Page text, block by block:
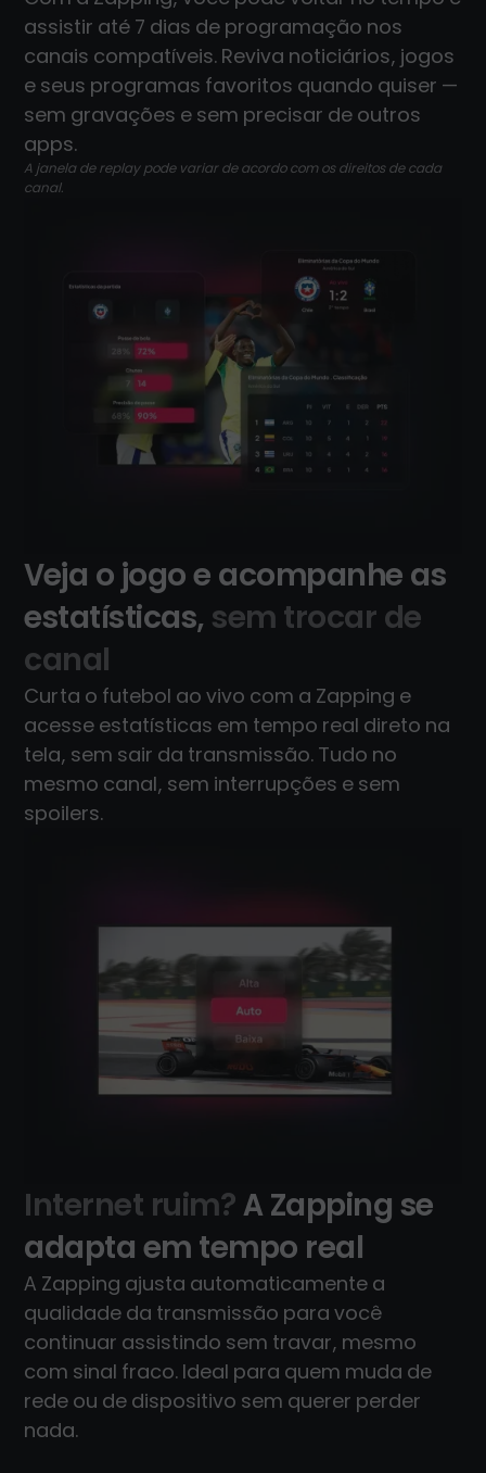
assistir até 7 dias de programação nos
canais compatíveis. Reviva noticiários, jogos
e seus programas favoritos quando quiser —
sem gravações e sem precisar de outros
apps.
A janela de replay pode variar de acordo com os direitos de cada
canal.
Veja o jogo e acompanhe as
estatísticas, sem trocar de
canal
Curta o futebol ao vivo com a Zapping e
acesse estatísticas em tempo real direto na
tela, sem sair da transmissão. Tudo no
mesmo canal, sem interrupções e sem
spoilers.
Internet ruim?A Zapping se
adapta em tempo real
A Zapping ajusta automaticamente a
qualidade da transmissão para você
continuar assistindo sem travar, mesmo
com sinal fraco. Ideal para quem muda de
rede ou de dispositivo sem querer perder
nada.